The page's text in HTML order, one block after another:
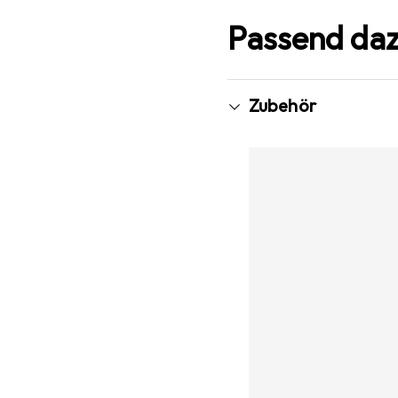
Passend
Zubehör